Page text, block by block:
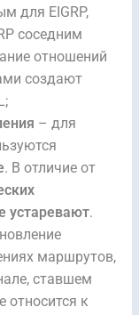
для EIGRP,
соседним
отношений
создают
– для
. В отличие от
устаревают.
маршрутов,
ставшем
относится к